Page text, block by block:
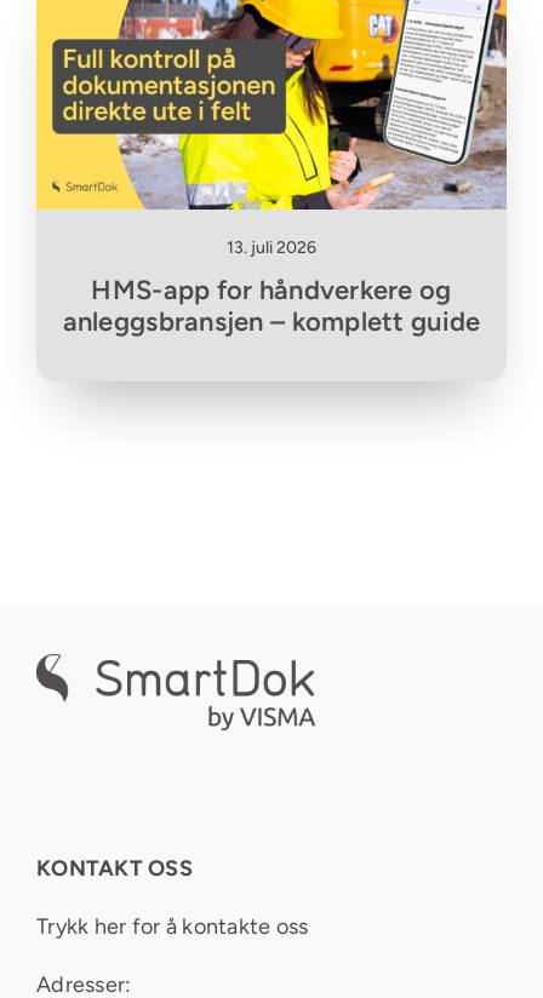
13. juli 2026
HMS-app for håndverkere og
anleggsbransjen – komplett guide
KONTAKT OSS
Trykk her for å kontakte oss
Adresser: